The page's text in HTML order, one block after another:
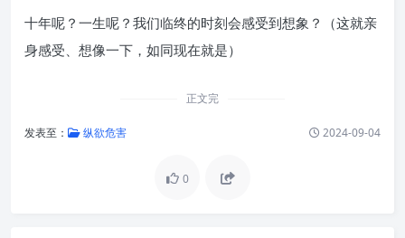
十年呢？一生呢？我们临终的时刻会感受到想象？（这就亲
身感受、想像一下，如同现在就是）
正文完
发表至： 纵欲危害 2024-09-04
0